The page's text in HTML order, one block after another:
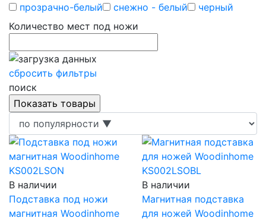
прозрачно-белый
снежно - белый
черный
Количество мест под ножи
сбросить фильтры
поиск
В наличии
Подставка под ножи
магнитная Woodinhome
В наличии
Магнитная подставка
для ножей Woodinhome